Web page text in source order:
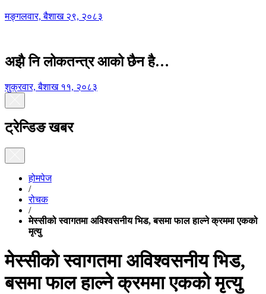
मङ्गलवार, बैशाख २९, २०८३
अझै नि लोकतन्त्र आको छैन है…
शुक्रवार, बैशाख ११, २०८३
ट्रेन्डिङ खबर
होमपेज
/
रोचक
/
मेस्सीको स्वागतमा अविश्वसनीय भिड, बसमा फाल हाल्ने क्रममा एकको
मृत्यु
मेस्सीको स्वागतमा अविश्वसनीय भिड,
बसमा फाल हाल्ने क्रममा एकको मृत्यु